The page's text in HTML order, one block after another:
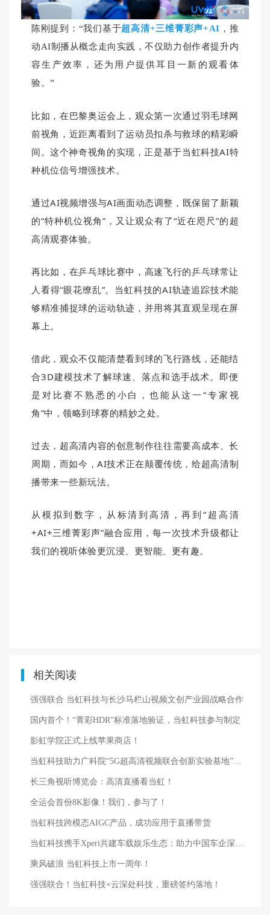
陈刚提到：“我们基于超高清+三维菁彩声+AI ，推
动AI制播从概念走向实践，不仅助力创作者提升内
容生产效率，还为用户提供耳目一新的观看体
验。”
比如，在巴黎奥运会上，观众第一次通过羽毛球网
前视角，近距离看到了运动员扣杀与救球的精彩瞬
间。这个神奇视角的实现，正是基于当虹科技AI特
种机位信号增强技术。
通过AI视频增强与AI画面动态调整，既保留了新颖
的“特种机位视角”，又让观众有了“近在咫尺”的超
高清观赛体验。
再比如，在乒乓球比赛中，高速飞行的乒乓球常让
人看得“眼花缭乱”。当虹科技的AI轨迹追踪技术能
够精准捕捉球的运动轨迹，并用将其直观呈现在屏
幕上。
借此，观众不仅能清楚看到球的飞行路线，还能结
合3D建模技术了解球速、落点和选手战术。即便
是对比赛不熟悉的小白，也能从这一“专家视
角”中，领略到球赛的精妙之处。
过去，超高清内容的创意制作往往需要高成本、长
周期，而如今，AI技术正在颠覆传统，给超高清制
播带来一些新玩法。
从模拟到数字，从标清到高清，再到“超高清
+AI+三维菁彩声”融合应用， 每一次技术升级都让
我们的视听体验更沉浸、更智能、更有趣。
相关阅读
强强联合 当虹科技与长沙马栏山视频文创产业园战略合作
国内首个！“菁彩HDR”标准落地验证，当虹科技参与制定
影虹学院正式上线苹果商店！
长三角视听博览会：高清直播看当虹！
全运会首份8K影像！我们，参与了！
当虹科技跨模态AIGC产品，成功应用于直播带货
乘风破浪 当虹科技上市一周年！
强强联合！当虹科技×云深处科技，重磅签约落地！